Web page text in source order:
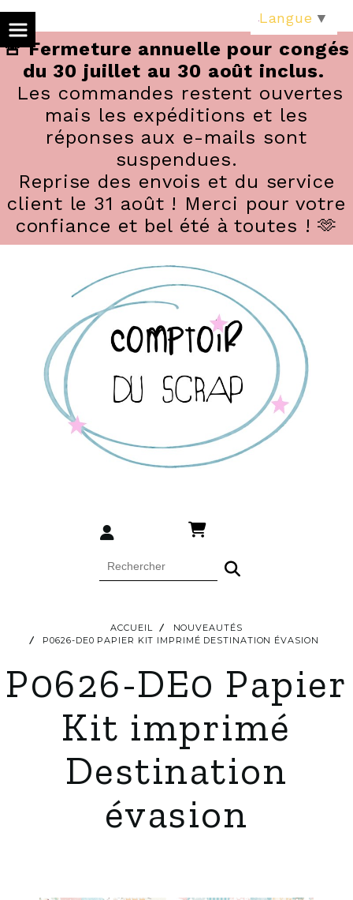
🚨 Fermeture annuelle pour congés
du 30 juillet au 30 août inclus.
Les commandes restent ouvertes
mais les expéditions et les
réponses aux e-mails sont
suspendues.
Reprise des envois et du service
client le 31 août ! Merci pour votre
confiance et bel été à toutes ! 🫶
ACCUEIL
NOUVEAUTÉS
P0626-DE0 PAPIER KIT IMPRIMÉ DESTINATION ÉVASION
P0626-DE0 Papier
Kit imprimé
Destination
évasion
Langue ▼